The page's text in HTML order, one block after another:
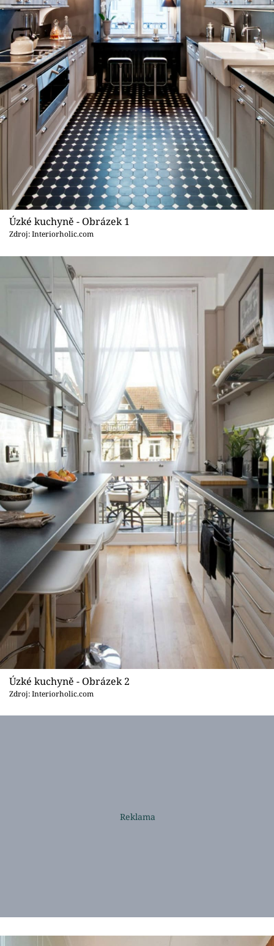
Přihlášení
Sledujte nás
Úzké kuchyně - Obrázek 1
Zdroj: Interiorholic.com
Úzké kuchyně - Obrázek 2
Zdroj: Interiorholic.com